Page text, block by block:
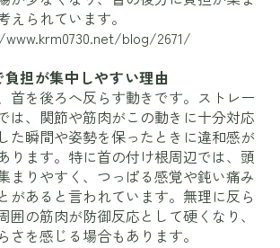
えられています。
blog/2671/
担が集中しやすい理由
首を後ろへ反らす動きです。ストレー
は、関節や筋肉がこの動きに十分対応
た瞬間や姿勢を保ったときに違和感が
ります。特に首の付け根周辺では、頭
まりやすく、つっぱる感覚や鈍い痛み
があると言われています。無理に反ら
囲の筋肉が防御反応として硬くなり、
さを感じる場合もあります。